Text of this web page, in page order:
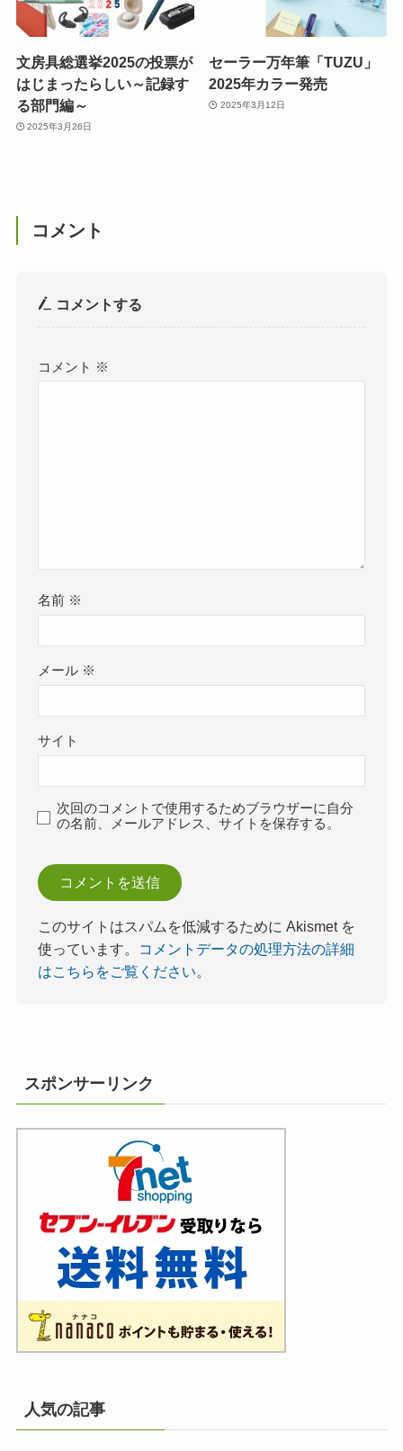
文房具総選挙2025の投票が
はじまったらしい～記録す
る部門編～
2025年3月26日
セーラー万年筆「TUZU」
2025年カラー発売
2025年3月12日
コメント
コメントする
コメント ※
名前 ※
メール ※
サイト
次回のコメントで使用するためブラウザーに自分
の名前、メールアドレス、サイトを保存する。
このサイトはスパムを低減するために Akismet を
使っています。
コメントデータの処理方法の詳細
はこちらをご覧ください。
スポンサーリンク
人気の記事